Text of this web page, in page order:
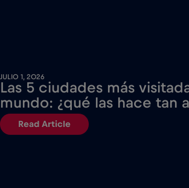
JULIO 1, 2026
Las 5 ciudades más
mundo: ¿qué las hace tan
Read Article